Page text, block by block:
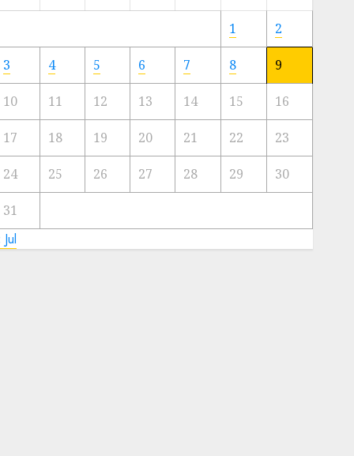
Artis
Kota
23/11/2024
0
1 2
3 4 5 6 7 8 9
10 11 12 13 14 15 16
17 18 19 20 21 22 23
24 25 26 27 28 29 30
31